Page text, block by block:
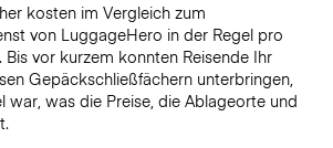
kosten im Vergleich zum
von LuggageHero in der Regel pro
vor kurzem konnten Reisende Ihr
Gepäckschließfächern unterbringen,
war, was die Preise, die Ablageorte und